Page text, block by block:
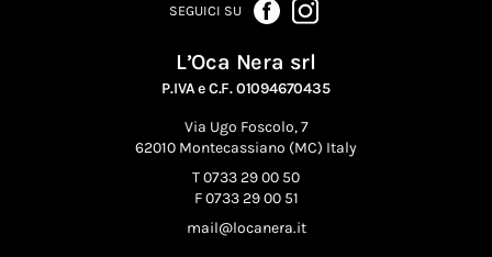
SEGUICI SU
L’Oca Nera srl
P.IVA e C.F. 01094670435
Via Ugo Foscolo, 7
62010 Montecassiano (MC) Italy
T 0733 29 00 50
F 0733 29 00 51
mail@locanera.it